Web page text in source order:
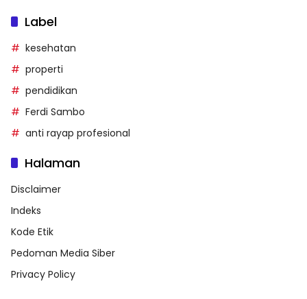
Label
kesehatan
properti
pendidikan
Ferdi Sambo
anti rayap profesional
Halaman
Disclaimer
Indeks
Kode Etik
Pedoman Media Siber
Privacy Policy